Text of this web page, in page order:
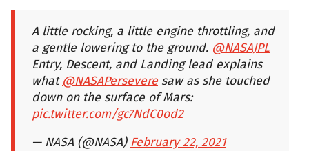
A little rocking, a little engine throttling, and
a gentle lowering to the ground. @NASAJPL
Entry, Descent, and Landing lead explains
what @NASAPerseveresaw as she touched
down on the surface of Mars:
pic.twitter.com/gc7NdC0od2
— NASA (@NASA) February 22, 2021